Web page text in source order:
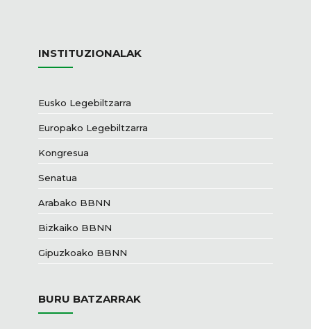
INSTITUZIONALAK
Eusko Legebiltzarra
Europako Legebiltzarra
Kongresua
Senatua
Arabako BBNN
Bizkaiko BBNN
Gipuzkoako BBNN
BURU BATZARRAK